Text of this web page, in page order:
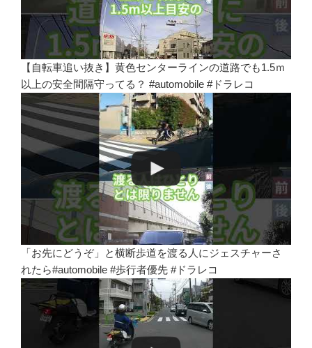
【自転車追い抜き】黄色センターラインの道路でも1.5ｍ
以上の安全間隔守ってる？ #automobile #ドラレコ
「お先にどうぞ」と横断歩道を渡る人にジェスチャーさ
れたら#automobile #歩行者優先 #ドラレコ